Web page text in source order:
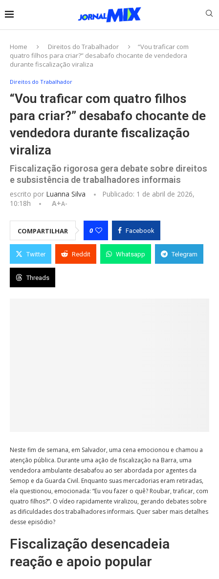
Home Direitos do Trabalhador
“Vou traficar com
quatro filhos para criar?” desabafo chocante de vendedora
durante fiscalização viraliza
Direitos do Trabalhador
“Vou traficar com quatro filhos
para criar?” desabafo chocante de
vendedora durante fiscalização
viraliza
Fiscalização rigorosa gera debate sobre direitos
e subsistência de trabalhadores informais
escrito por Luanna Silva Publicado: 1 de abril de 2026,
10:18h
A+A-
COMPARTILHAR 0 Facebook
Twitter Reddit Whatsapp Telegram
Threads
Neste fim de semana, em Salvador, uma cena emocionou e chamou a
atenção pública. Durante uma ação de fiscalização na Barra, uma
vendedora ambulante desabafou ao ser abordada por agentes da
Semop e da Guarda Civil. Enquanto suas mercadorias eram retiradas,
ela questionou, emocionada: “Eu vou fazer o quê? Roubar, traficar, com
quatro filhos?”. O vídeo rapidamente viralizou, gerando debates sobre
as dificuldades dos trabalhadores informais. Quer saber mais detalhes
desse episódio?
Fiscalização desencadeia
reação e apoio popular